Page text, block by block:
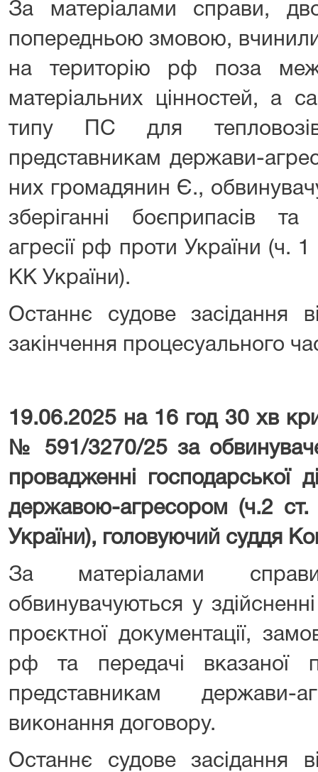
За матеріалами справи,
попередньою змовою, вчинили
на територію рф поза
матеріальних цінностей, а
типу ПС для
представникам держави-
них громадянин Є.,
зберіганні боєприпасів та
агресії рф проти України (ч.
КК України).
Останнє судове засідання
закінчення процесуального
19.06.2025 на 16 год 30 хв
№ 591/3270/25 за
провадженні господарської
державою-агресором (ч.2
України), головуючий суддя
За матеріалами
обвинувачуються у
проєктної документації,
рф та передачі вказаної
представникам
виконання договору.
Останнє судове засідання